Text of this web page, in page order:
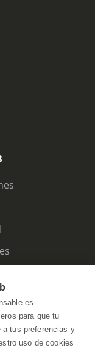
es
para que tu
a tus preferencias y
uso de cookies